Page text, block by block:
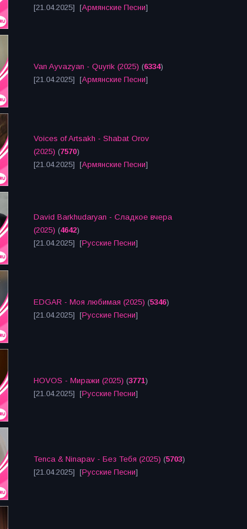
[21.04.2025] [Армянские Песни]
Van Ayvazyan - Quyrik (2025) (6334)
[21.04.2025] [Армянские Песни]
Voices of Artsakh - Shabat Orov
(2025) (7570)
[21.04.2025] [Армянские Песни]
David Barkhudaryan - Сладкое вчера
(2025) (4642)
[21.04.2025] [Русские Песни]
EDGAR - Моя любимая (2025) (5346)
[21.04.2025] [Русские Песни]
HOVOS - Миражи (2025) (3771)
[21.04.2025] [Русские Песни]
Tenca & Ninapav - Без Тебя (2025) (5703)
[21.04.2025] [Русские Песни]